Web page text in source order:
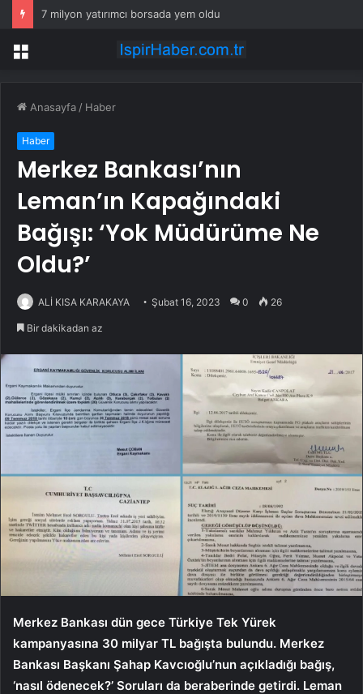
7 milyon yatırımcı borsada yem oldu
Menü
Anasayfa / Haber
Haber
Merkez Bankası’nın
Leman’ın Kapağındaki
Bağışı: ‘Yok Müdürüme Ne
Oldu?’
ALİ KISA KARAKAYA Şubat 16, 2023 0 26
Bir dakikadan az
Merkez Bankası dün gece Türkiye Tek Yürek
kampanyasına 30 milyar TL bağışta bulundu. Merkez
Bankası Başkanı Şahap Kavcıoğlu’nun açıkladığı bağış,
‘nasıl ödenecek?’ Soruları da beraberinde getirdi. Leman